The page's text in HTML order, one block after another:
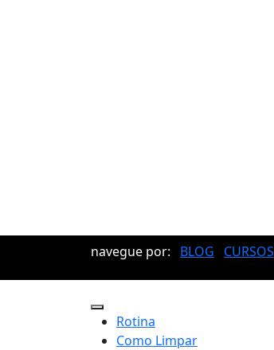
navegue por: BLOG CURSOS
Rotina
Como Limpar